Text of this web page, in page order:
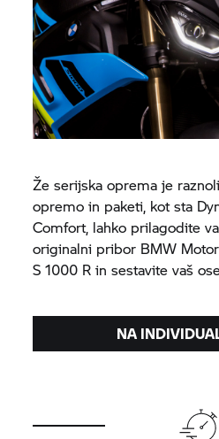
Že serijska oprema je
opremo in paketi, kot sta
Comfort, lahko prilagodite
originalni pribor BMW
S 1000 R in sestavite vaš
NA